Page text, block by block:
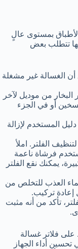
بمستوى عالٍ
تتطلب بعض
الغسالة غير مشغلة
من موديل لآخر
أو في الجزء
المستخدم لإزالة
الفلتر. املأ
فرشاة ناعمة
يمكنك نقع الفلتر
العذب للتخلص من
إعادة تركيب.
تأكد من أنه مثبت
فلاتر غسالة
أداء الجهاز